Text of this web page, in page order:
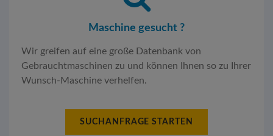
Maschine gesucht ?
Wir greifen auf eine große Datenbank von
Gebrauchtmaschinen zu und können Ihnen so zu Ihrer
Wunsch-Maschine verhelfen.
SUCHANFRAGE STARTEN